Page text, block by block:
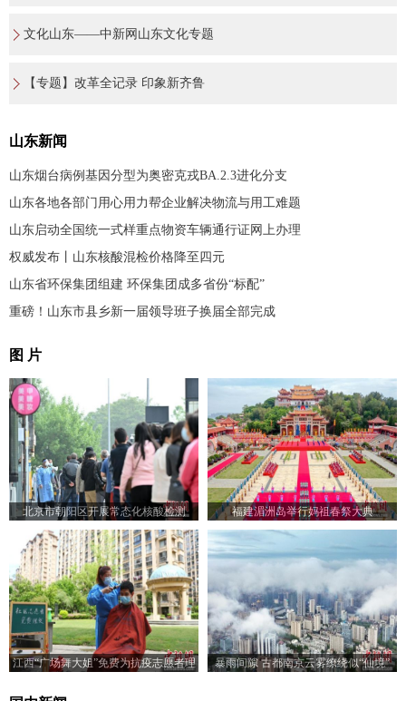
文化山东——中新网山东文化专题
【专题】改革全记录 印象新齐鲁
山东新闻
山东烟台病例基因分型为奥密克戎BA.2.3进化分支
山东各地各部门用心用力帮企业解决物流与用工难题
山东启动全国统一式样重点物资车辆通行证网上办理
权威发布丨山东核酸混检价格降至四元
山东省环保集团组建 环保集团成多省份“标配”
重磅！山东市县乡新一届领导班子换届全部完成
图 片
北京市朝阳区开展常态化核酸检测 福建湄洲岛举行妈祖春祭大典
江西“广场舞大姐”免费为抗疫志愿者理
暴雨间隙 古都南京云雾缭绕似“仙境”